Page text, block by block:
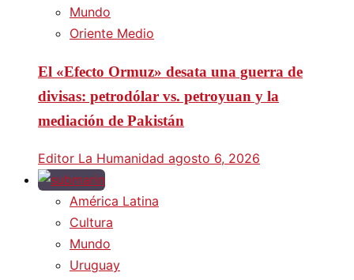
Mundo
Oriente Medio
El «Efecto Ormuz» desata una guerra de
divisas: petrodólar vs. petroyuan y la
mediación de Pakistán
Editor La Humanidad agosto 6, 2026
América Latina
Cultura
Mundo
Uruguay